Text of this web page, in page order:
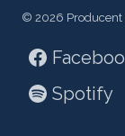
© 2026 Producent
Spotify